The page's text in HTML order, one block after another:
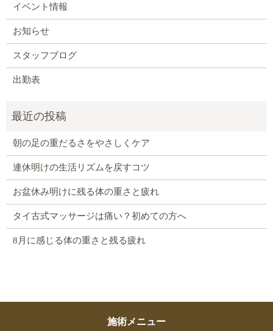
イベント情報
お知らせ
スタッフブログ
出勤表
朝の足の重だるさをやさしくケア
連休明けの生活リズムを戻すコツ
お盆休み明けに残る体の重さと疲れ
タイ古式マッサージは痛い？初めての方へ
8月に感じる体の重さと残る疲れ
施術メニュー